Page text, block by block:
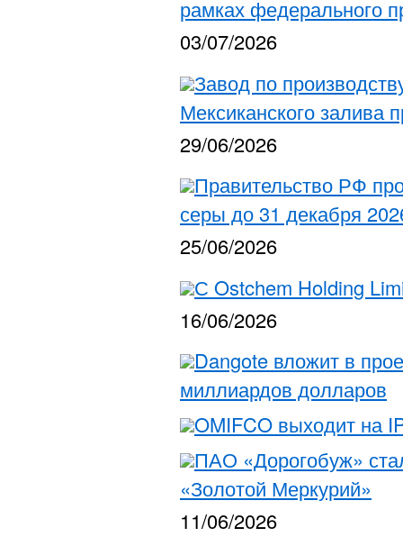
рамках федерального
03/07/2026
Завод по
Мексиканского залива
29/06/2026
Правительство РФ
серы до 31 декабря
25/06/2026
С Ostchem Holding
16/06/2026
Dangote вложит в
миллиардов долларов
OMIFCO выходит на
ПАО «Дорогобуж»
«Золотой Меркурий»
11/06/2026